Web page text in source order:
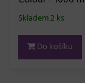
Skladem 2 ks
Do košíku